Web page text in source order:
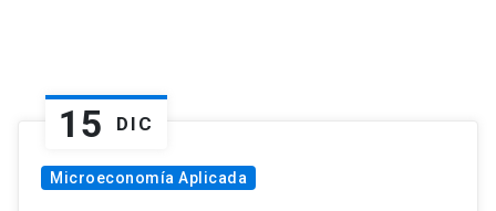
15 DIC
Microeconomía Aplicada